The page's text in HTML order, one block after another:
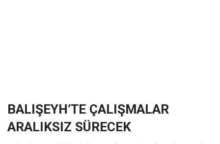
BALIŞEYH’TE ÇALIŞMALAR
ARALIKSIZ SÜRECEK